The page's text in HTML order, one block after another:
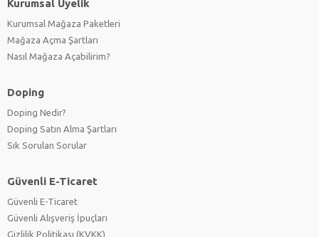
Kurumsal Üyelik
Kurumsal Mağaza Paketleri
Mağaza Açma Şartları
Nasıl Mağaza Açabilirim?
Doping
Doping Nedir?
Doping Satın Alma Şartları
Sık Sorulan Sorular
Güvenli E-Ticaret
Güvenli E-Ticaret
Güvenli Alışveriş İpuçları
Gizlilik Politikası (KVKK)